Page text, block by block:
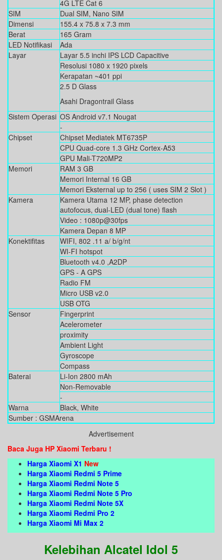
4G LTE Cat 6
SIM
Dual SIM, Nano SIM
Dimensi
155.4 x 75.8 x 7.3 mm
Berat
165 Gram
LED Notifikasi
Ada
Layar
Layar 5.5 inchi IPS LCD Capacitive
Resolusi 1080 x 1920 pixels
Kerapatan ~401 ppi
2.5 D Glass
Asahi Dragontrail Glass
Sistem Operasi OS Android v7.1 Nougat
-
Chipset
Chipset Mediatek MT6735P
CPU Quad-core 1.3 GHz Cortex-A53
GPU Mali-T720MP2
Memori
RAM 3 GB
Memori Internal 16 GB
Memori Eksternal up to 256 ( uses SIM 2 Slot )
Kamera
Kamera Utama 12 MP, phase detection
autofocus, dual-LED (dual tone) flash
Video : 1080p@30fps
Kamera Depan 8 MP
Konektifitas
WIFI, 802 .11 a/ b/g/nt
WI-FI hotspot
Bluetooth v4.0 ,A2DP
GPS - A GPS
Radio FM
Micro USB v2.0
USB OTG
Sensor
Fingerprint
Acelerometer
proximity
Ambient Light
Gyroscope
Compass
Baterai
Li-Ion 2800 mAh
Non-Removable
-
Warna
Black, White
Sumber : GSMArena
Advertisement
Baca Juga HP Xiaomi Terbaru !
Harga Xiaomi X1 New
Harga Xiaomi Redmi 5 Prime
Harga Xiaomi Redmi Note 5
Harga Xiaomi Redmi Note 5 Pro
Harga Xiaomi Redmi Note 5X
Harga Xiaomi Redmi Pro 2
Harga Xiaomi Mi Max 2
Kelebihan Alcatel Idol 5